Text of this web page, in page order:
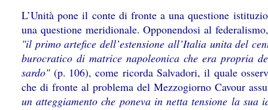
L’Unità pone il conte di fronte a una questione
una questione meridionale. Opponendosi al
"il primo artefice dell’estensione all’Italia unita del
burocratico di matrice napoleonica che era propria
sardo"(p. 106), come ricorda Salvadori, il quale
che di fronte al problema del Mezzogiorno Cavour
un atteggiamento che poneva in netta tensione la sua